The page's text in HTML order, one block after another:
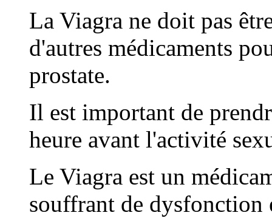
La Viagra ne doit pas
d'autres médicaments
prostate.
Il est important de
heure avant l'activité
Le Viagra est un
souffrant de dysfonction